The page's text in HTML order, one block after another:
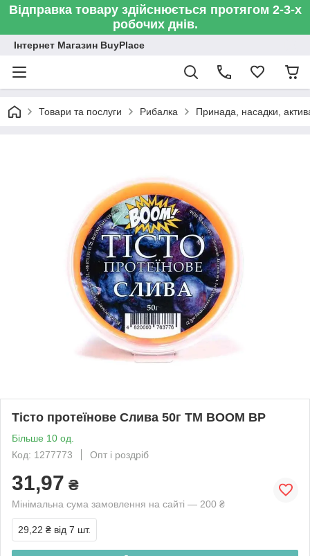
Відправка товару здійснюється протягом 2-3-х
робочих днів.
Інтернет Магазин BuyPlace
Товари та послуги Рибалка Принада, насадки,
Тісто протеїнове Слива 50г ТМ BOOM BP
Більше 10 од.
Код: 1277773
Опт і роздріб
31,97 ₴
Мінімальна сума замовлення на сайті — 200 ₴
29,22 ₴ від 7 шт.